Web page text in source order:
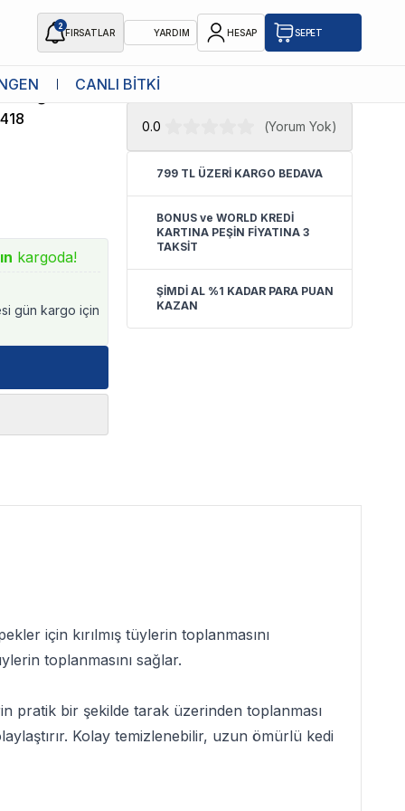
2
FIRSATLAR YARDIM HESAP SEPET
CANLI BİTKİ
XS
kargoda!
gün kargo için
★ Atakan Petshop,
satıcısıdır.
0.0 (Yorum Yok)
799 TL ÜZERİ KARGO BEDAVA
BONUS ve WORLD KREDİ
KARTINA PEŞİN FİYATINA 3
TAKSİT
ŞİMDİ AL %1 KADAR PARA PUAN
KAZAN
için kırılmış tüylerin toplanmasını
toplanmasını sağlar.
pratik bir şekilde tarak üzerinden toplanması
Kolay temizlenebilir, uzun ömürlü kedi